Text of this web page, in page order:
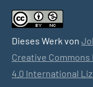
Dieses Werk von
Creative
4.0 International